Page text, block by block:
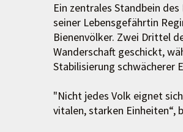
Ein zentrales Standbein
seiner Lebensgefährtin
Bienenvölker. Zwei Drittel
Wanderschaft geschickt,
Stabilisierung schwächerer
"Nicht jedes Volk eignet
vitalen, starken Einheiten“,